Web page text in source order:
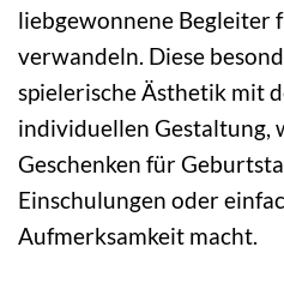
liebgewonnene Begleiter
verwandeln. Diese
spielerische Ästhetik mit
individuellen Gestaltung,
Geschenken für
Einschulungen oder
Aufmerksamkeit macht.